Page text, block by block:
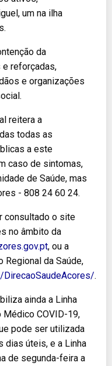
um na ilha
da
e reforçadas,
e organizações
reitera a
todas as
a este
caso de sintomas,
de Saúde, mas
- 808 24 60 24.
consultado o site
no âmbito da
, ou a
Regional da Saúde,
.
ainda a Linha
COVID-19,
pode ser utilizada
dias úteis, e a Linha
de segunda-feira a